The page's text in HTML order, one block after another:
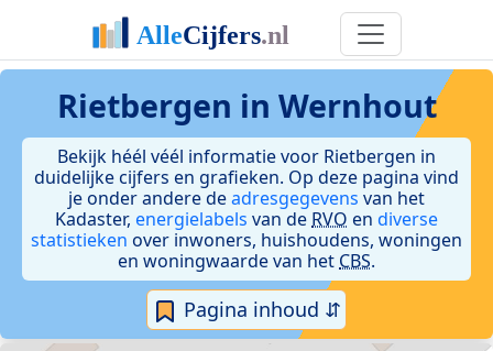
Rietbergen in Wernhout
Bekijk héél véél informatie voor Rietbergen in
duidelijke cijfers en grafieken. Op deze pagina vind
je onder andere deadresgegevens van het
Kadaster, energielabels van de RVO en diverse
statistieken over inwoners, huishoudens, woningen
en woningwaarde van het CBS.
Pagina inhoud ⇵